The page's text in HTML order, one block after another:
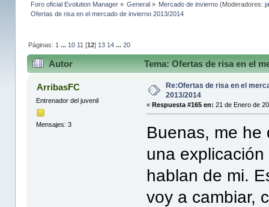
Foro oficial Evolution Manager» General » Mercado de invierno (Moderadores:
Ofertas de risa en el mercado de invierno 2013/2014
Páginas: 1 ... 10 11 [12] 13 14 ... 20
Autor Tema: Ofertas de risa en el
ArribasFC
Entrenador del juvenil
Mensajes: 3
Re:Ofertas de risa en el
2013/2014
«Respuesta #165 en: 21 de Enero de
Buenas, me he
una
hablan de mi.
voy a cambiar,